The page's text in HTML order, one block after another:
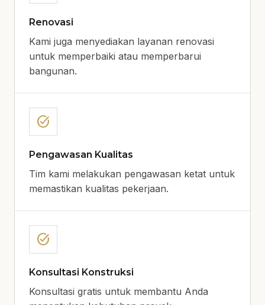
Renovasi
Kami juga menyediakan layanan renovasi
untuk memperbaiki atau memperbarui
bangunan.
task_alt
Pengawasan Kualitas
Tim kami melakukan pengawasan ketat untuk
memastikan kualitas pekerjaan.
task_alt
Konsultasi Konstruksi
Konsultasi gratis untuk membantu Anda